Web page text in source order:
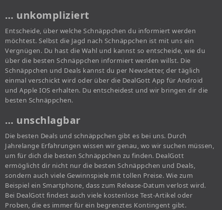
… unkompliziert
Entscheide, über welche Schnäppchen du informiert werden
möchtest. Selbst die Jagd nach Schnäppchen ist mit uns ein
Vergnügen. Du hast die Wahl und kannst so entscheide, wie du
über die besten Schnäppchen informiert werden willst. Die
Schnäppchen und Deals kannst du per Newsletter, der täglich
einmal verschickt wird oder über die DealGott App für Android
und Apple IOS erhalten. Du entscheidest und wir bringen dir die
besten Schnäppchen.
… unschlagbar
Die besten Deals und schnäppchen gibt es bei uns. Durch
Jahrelange Erfahrungen wissen wir genau, wo wir suchen müssen,
um für dich die besten Schnäppchen zu finden. DealGott
ermöglicht dir nicht nur die besten Schnäppchen und Deals,
sondern auch viele Gewinnspiele mit tollen Preise. Wie zum
Beispiel ein Smartphone, dass zum Release-Datum verlost wird.
Bei DealGott findest auch viele kostenlose Test-Artikel oder
Proben, die es immer für ein begrenztes Kontingent gibt.